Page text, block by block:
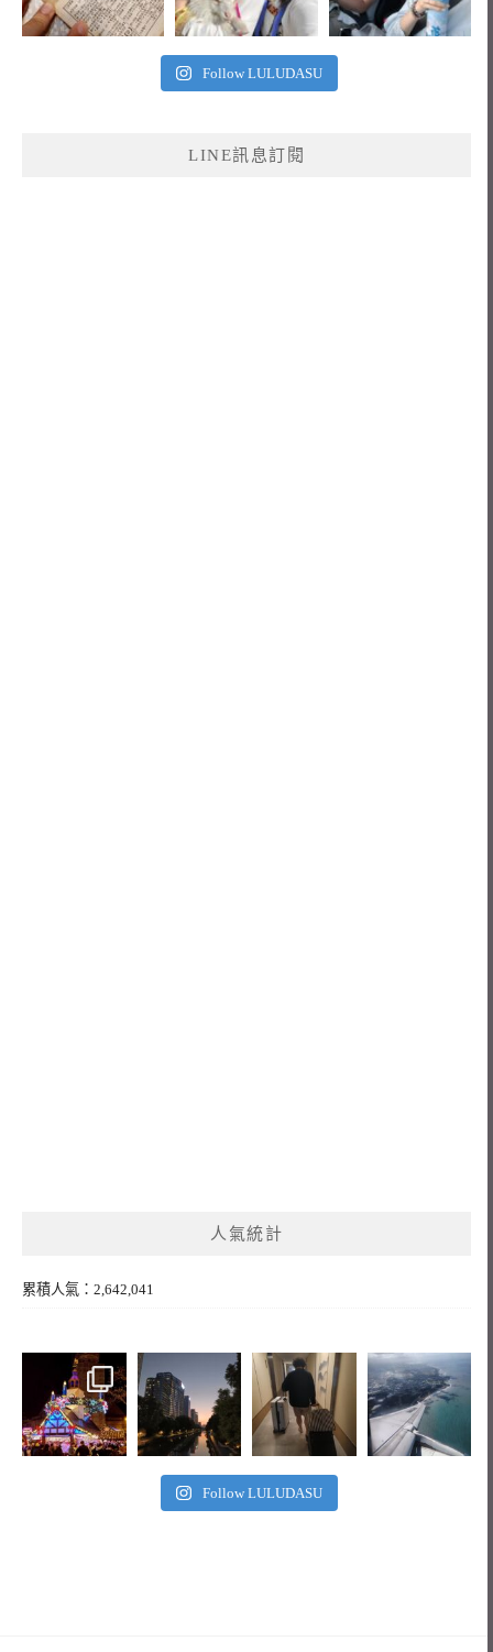
Follow LULUDASU
LINE訊息訂閱
人氣統計
累積人氣：2,642,041
Follow LULUDASU